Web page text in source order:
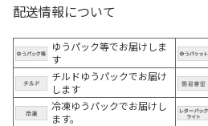
配送情報について
ゆうパック等でお届けしま
す
チルドゆうパックでお届け
します
冷凍ゆうパックでお届けし
ます。